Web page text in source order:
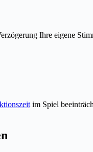
Ihre eigene
im Spiel